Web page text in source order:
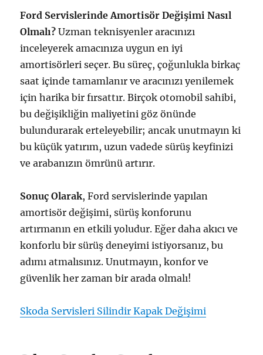
Ford Servislerinde Amortisör Değişimi Nasıl
Olmalı? Uzman teknisyenler aracınızı
inceleyerek amacınıza uygun en iyi
amortisörleri seçer. Bu süreç, çoğunlukla birkaç
saat içinde tamamlanır ve aracınızı yenilemek
için harika bir fırsattır. Birçok otomobil sahibi,
bu değişikliğin maliyetini göz önünde
bulundurarak erteleyebilir; ancak unutmayın ki
bu küçük yatırım, uzun vadede sürüş keyfinizi
ve arabanızın ömrünü artırır.
Sonuç Olarak, Ford servislerinde yapılan
amortisör değişimi, sürüş konforunu
artırmanın en etkili yoludur. Eğer daha akıcı ve
konforlu bir sürüş deneyimi istiyorsanız, bu
adımı atmalısınız. Unutmayın, konfor ve
güvenlik her zaman bir arada olmalı!
Skoda Servisleri Silindir Kapak Değişimi